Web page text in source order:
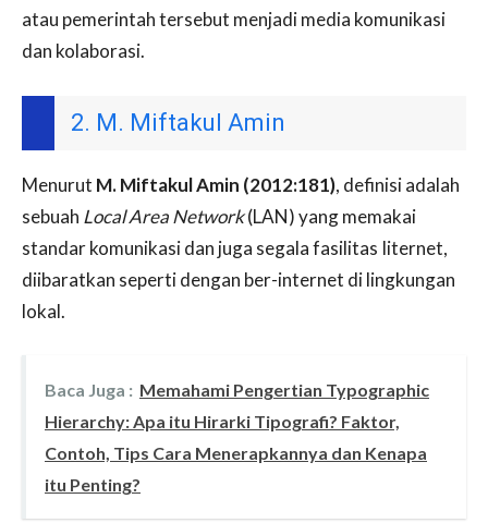
atau pemerintah tersebut menjadi media komunikasi
dan kolaborasi.
2. M. Miftakul Amin
Menurut M. Miftakul Amin (2012:181), definisi adalah
sebuah Local Area Network(LAN) yang memakai
standar komunikasi dan juga segala fasilitas Iiternet,
diibaratkan seperti dengan ber-internet di lingkungan
lokal.
Baca Juga : Memahami Pengertian Typographic
Hierarchy: Apa itu Hirarki Tipografi? Faktor,
Contoh, Tips Cara Menerapkannya dan Kenapa
itu Penting?